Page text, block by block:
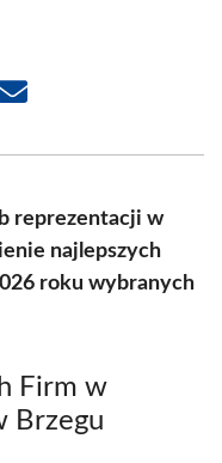
Share
reprezentacji w
najlepszych
roku wybranych
Firm w
Brzegu